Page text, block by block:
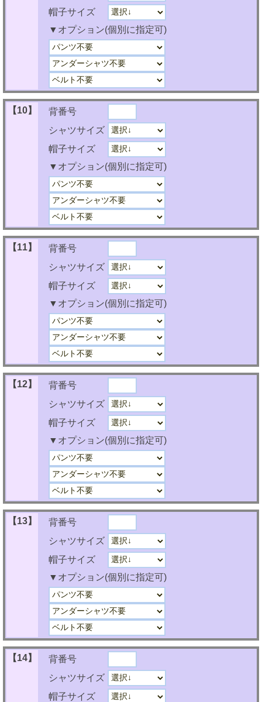
帽子サイズ
▼オプション(個別に指定可)
【10】
背番号
シャツサイズ
帽子サイズ
▼オプション(個別に指定可)
【11】
背番号
シャツサイズ
帽子サイズ
▼オプション(個別に指定可)
【12】
背番号
シャツサイズ
帽子サイズ
▼オプション(個別に指定可)
【13】
背番号
シャツサイズ
帽子サイズ
▼オプション(個別に指定可)
【14】
背番号
シャツサイズ
帽子サイズ